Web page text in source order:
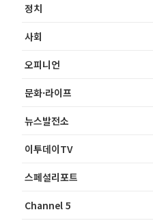
정치
사회
오피니언
문화·라이프
뉴스발전소
이투데이TV
스페셜리포트
Channel 5